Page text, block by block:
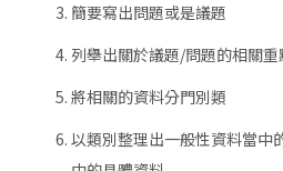
簡要寫出問題或是議題
列舉出關於議題/問題的相關重
將相關的資料分門別類
以類別整理出一般性資料當中